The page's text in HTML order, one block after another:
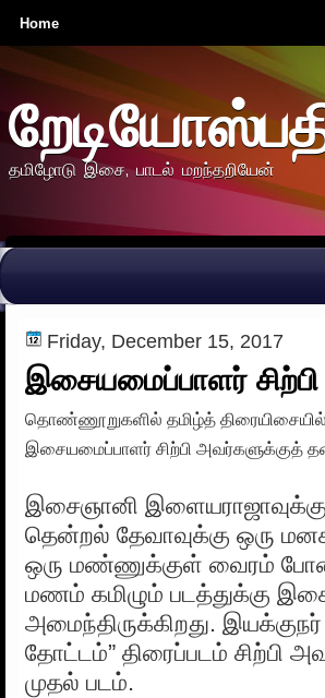
Home
தமிழோடு இசை, பாடல் மறந்தறியேன்
Friday, December 15, 2017
இசையமைப்பாளர்
தொண்ணூறுகளில் தமிழ்த்
இசையமைப்பாளர் சிற்பி அவர்களுக்குத்
இசைஞானி
தென்றல் தேவாவுக்கு ஒரு
ஒரு மண்ணுக்குள் வைரம்
மணம் கமிழும் படத்துக்கு
அமைந்திருக்கிறது.
தோட்டம்” திரைப்படம் சிற்பி
முதல் படம்.